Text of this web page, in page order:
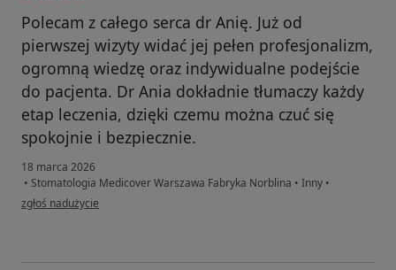
Polecam z całego serca dr Anię. Już od
pierwszej wizyty widać jej pełen profesjonalizm,
ogromną wiedzę oraz indywidualne podejście
do pacjenta. Dr Ania dokładnie tłumaczy każdy
etap leczenia, dzięki czemu można czuć się
spokojnie i bezpiecznie.
18 marca 2026
• Stomatologia Medicover Warszawa Fabryka Norblina • Inny •
w opinii użytkownika Karolina
zgłoś nadużycie